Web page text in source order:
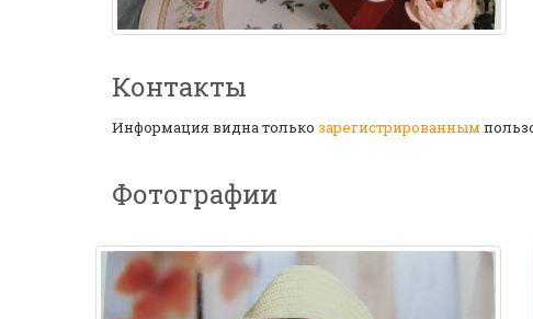
Контакты
Информация видна только зарегистрированным
Фотографии